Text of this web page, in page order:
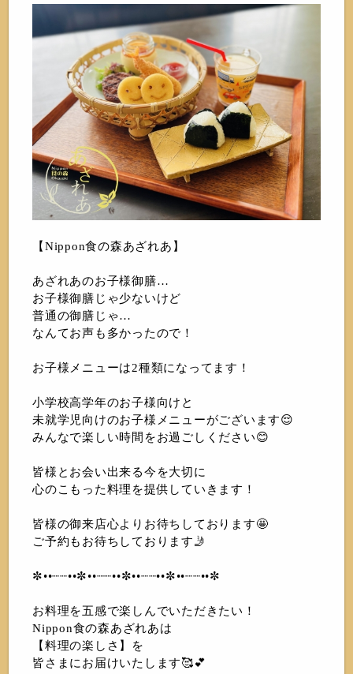
【Nippon食の森あざれあ】
あざれあのお子様御膳…
お子様御膳じゃ少ないけど
普通の御膳じゃ…
なんてお声も多かったので！
お子様メニューは2種類になってます！
小学校高学年のお子様向けと
未就学児向けのお子様メニューがございます😌
みんなで楽しい時間をお過ごしください😊
皆様とお会い出来る今を大切に
心のこもった料理を提供していきます！
皆様の御来店心よりお待ちしております🤩
ご予約もお待ちしております🤳
✼••┈┈••✼••┈┈••✼••┈┈••✼••┈┈••✼
お料理を五感で楽しんでいただきたい！
Nippon食の森あざれあは
【料理の楽しさ】を
皆さまにお届けいたします🥰💕